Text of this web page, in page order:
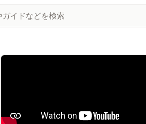
特集の画像ギャラリー